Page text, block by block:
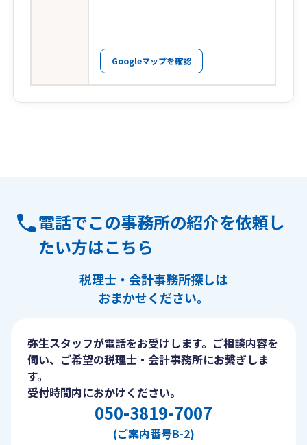
Googleマップを確認
電話でこの事務所の紹介を依頼し
たい方はこちら
税理士・会計事務所探しは
おまかせください。
弥生スタッフが電話をお受けします。ご相談内容を
伺い、ご希望の税理士・会計事務所にお繋ぎしま
す。
受付時間内におかけください。
050-3819-7007
(ご案内番号B-2)